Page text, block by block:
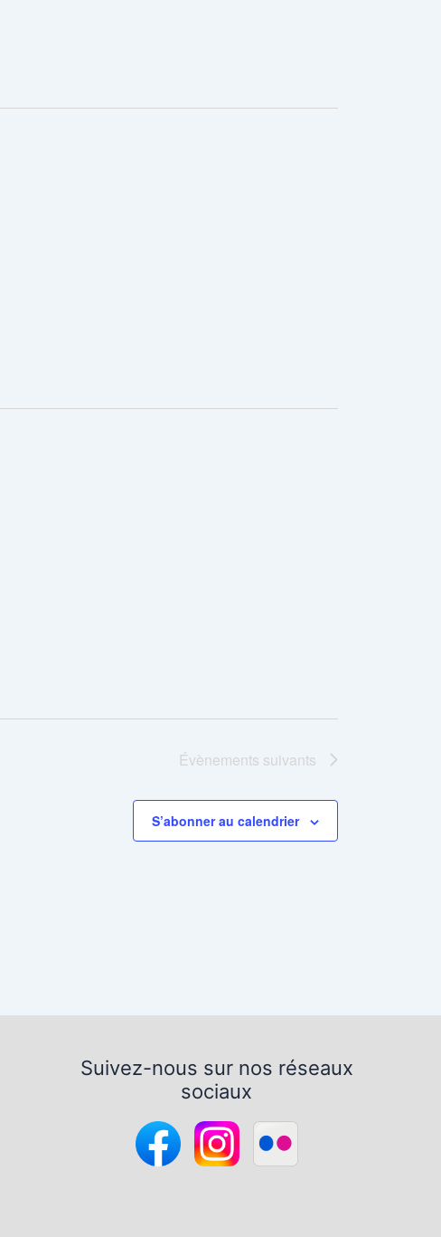
Évènements suivants
S’abonner au calendrier
Suivez-nous sur nos réseaux
sociaux